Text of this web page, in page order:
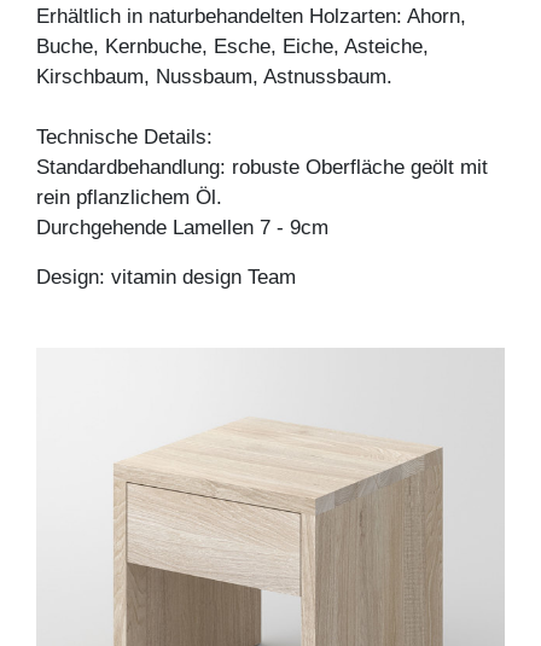
Erhältlich in naturbehandelten Holzarten: Ahorn,
Buche, Kernbuche, Esche, Eiche, Asteiche,
Kirschbaum, Nussbaum, Astnussbaum.
Technische Details:
Standardbehandlung: robuste Oberfläche geölt mit
rein pflanzlichem Öl.
Durchgehende Lamellen 7 - 9cm
Design: vitamin design Team